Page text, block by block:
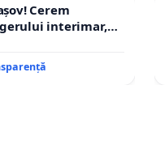
Cerem
interimar,